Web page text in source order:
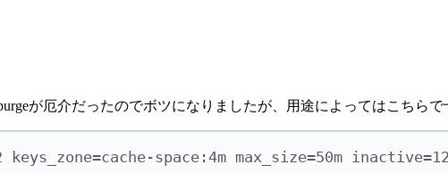
が厄介だったのでボツになりましたが、用途によってはこちらで
space:4m max_size=50m